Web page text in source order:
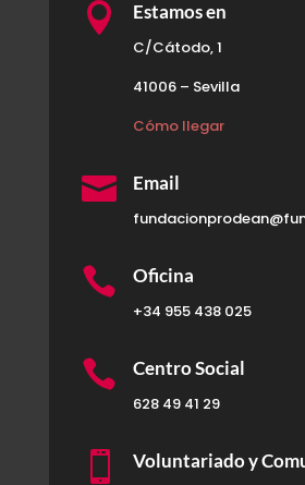
 Estamos en
C/Cátodo, 1
41006 – Sevilla
Cómo llegar
 Email
 Oficina
+34 955 438 025
 Centro Social
628 49 41 29
 Voluntariado y